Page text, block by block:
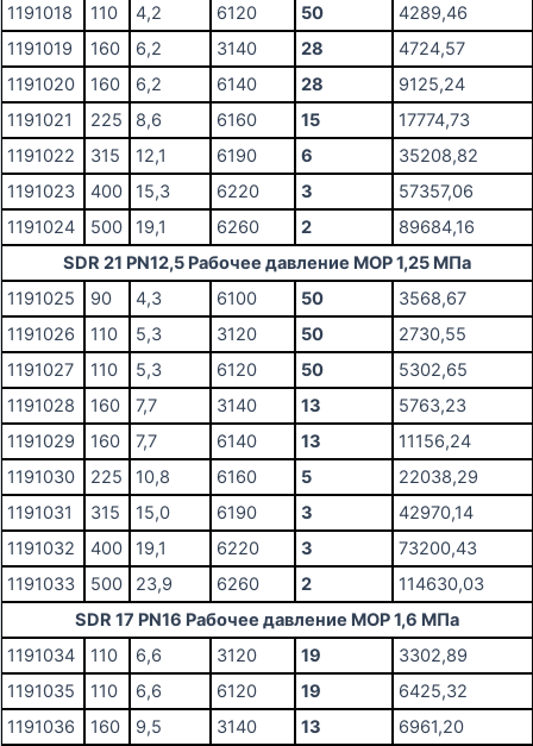
1191018
110 4,2 6120 50
4289,46
1191019
160 6,2 3140 28
4724,57
1191020
160 6,2 6140 28
9125,24
1191021
225 8,6 6160 15
17774,73
1191022
315 12,1 6190 6
35208,82
1191023
400 15,3 6220 3
57357,06
1191024
500 19,1 6260 2
89684,16
SDR 21 PN12,5 Рабочее давление MOP 1,25 МПа
1191025
90 4,3 6100 50
3568,67
1191026
110 5,3 3120 50
2730,55
1191027
110 5,3 6120 50
5302,65
1191028
160 7,7 3140 13
5763,23
1191029
160 7,7 6140 13
11156,24
1191030
225 10,8 6160 5
22038,29
1191031
315 15,0 6190 3
42970,14
1191032
400 19,1 6220 3
73200,43
1191033
500 23,9 6260 2
114630,03
SDR 17 PN16 Рабочее давление MOP 1,6 МПа
1191034
110 6,6 3120 19
3302,89
1191035
110 6,6 6120 19
6425,32
1191036
160 9,5 3140 13
6961,20